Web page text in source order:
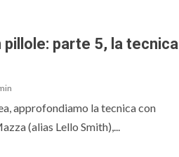
pillole: parte 5, la tecnica
approfondiamo la tecnica con
(alias Lello Smith),...